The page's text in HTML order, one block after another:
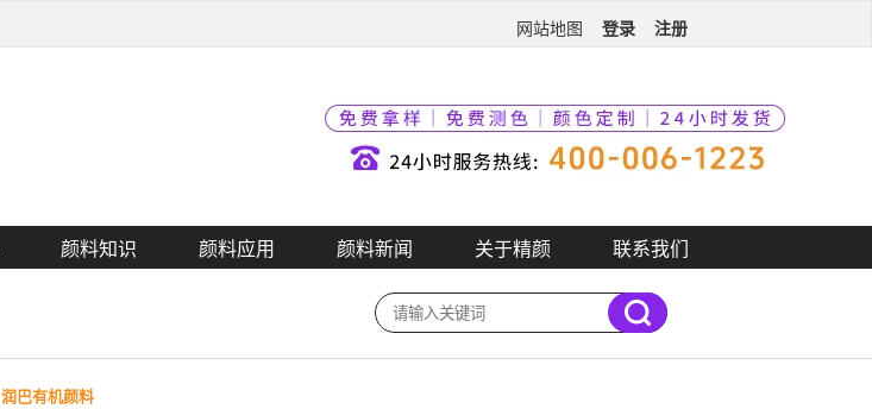
网站地图 登录 注册
颜料知识 颜料应用 颜料新闻 关于精颜 联系我们
润巴有机颜料